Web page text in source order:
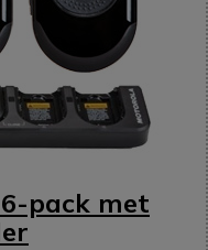
pack met